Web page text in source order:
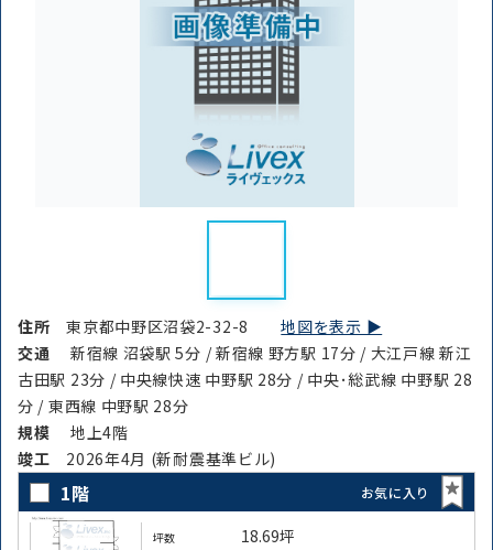
住所東京都中野区沼袋2-32-8地図を表示 ▶︎
交通
新宿線 沼袋駅 5分 / 新宿線 野方駅 17分 / 大江戸線 新江
古田駅 23分 / 中央線快速 中野駅 28分 / 中央･総武線 中野駅 28
分 / 東西線 中野駅 28分
規模
地上4階
竣⼯ 2026年4月 (新耐震基準ビル)
1階 お気に入り
坪数 18.69坪